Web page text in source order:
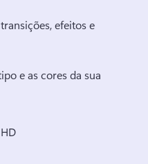
efeitos e
e as cores da sua